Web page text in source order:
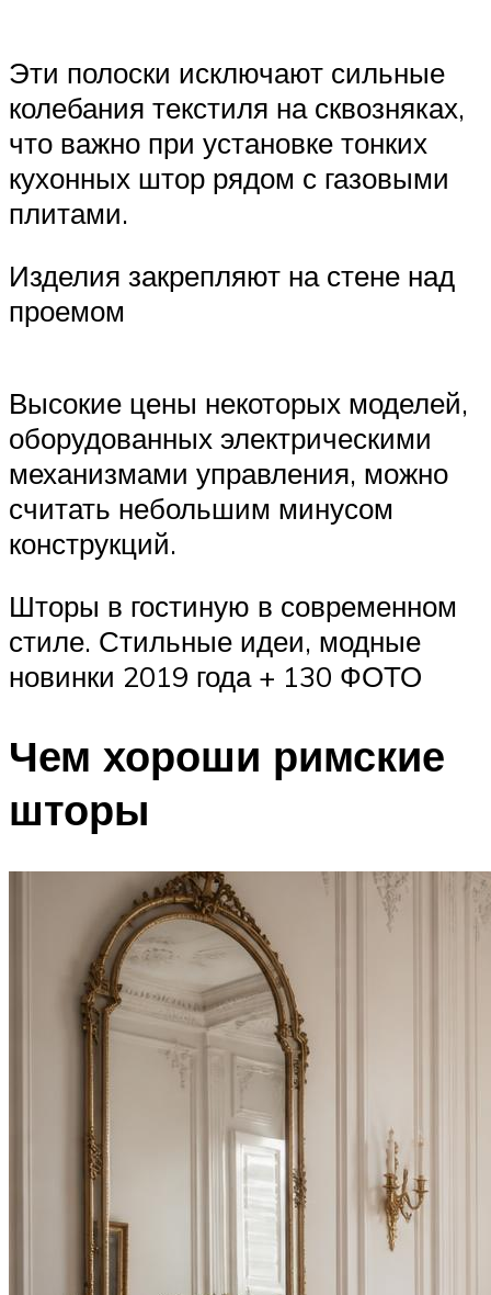
Эти полоски исключают сильные
колебания текстиля на сквозняках,
что важно при установке тонких
кухонных штор рядом с газовыми
плитами.
Изделия закрепляют на стене над
проемом
Высокие цены некоторых моделей,
оборудованных электрическими
механизмами управления, можно
считать небольшим минусом
конструкций.
Шторы в гостиную в современном
стиле. Стильные идеи, модные
новинки 2019 года + 130 ФОТО
Чем хороши римские
шторы